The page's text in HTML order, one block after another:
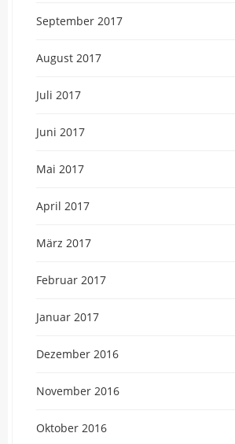
September 2017
August 2017
Juli 2017
Juni 2017
Mai 2017
April 2017
März 2017
Februar 2017
Januar 2017
Dezember 2016
November 2016
Oktober 2016